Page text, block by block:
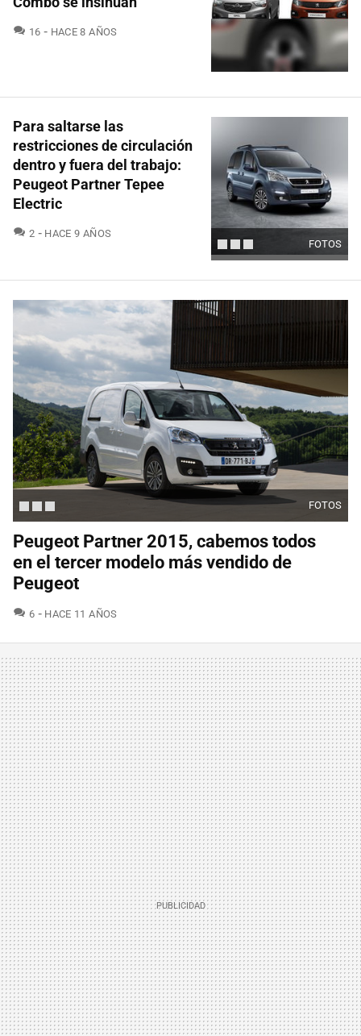
16 COMENTARIOS
HACE 8 AÑOS
FOTOS
Para saltarse las
restricciones de circulación
dentro y fuera del trabajo:
Peugeot Partner Tepee
Electric
2 COMENTARIOS
HACE 9 AÑOS
FOTOS
Peugeot Partner 2015, cabemos todos
en el tercer modelo más vendido de
Peugeot
6 COMENTARIOS
HACE 11 AÑOS